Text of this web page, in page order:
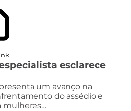
esclarece
um avanço na
do assédio e
mulheres…